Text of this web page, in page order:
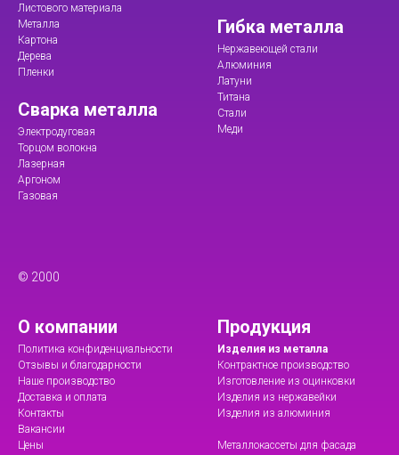
Листового материала
Металла
Картона
Дерева
Пленки
Сварка металла
Электродуговая
Торцом волокна
Лазерная
Аргоном
Газовая
© 2000
Гибка металла
Нержавеющей стали
Алюминия
Латуни
Титана
Стали
Меди
О компании
Политика конфиденциальности
Отзывы и благодарности
Наше производство
Доставка и оплата
Контакты
Вакансии
Цены
Продукция
Изделия из металла
Контрактное производство
Изготовление из оцинковки
Изделия из нержавейки
Изделия из алюминия
Металлокассеты для фасада